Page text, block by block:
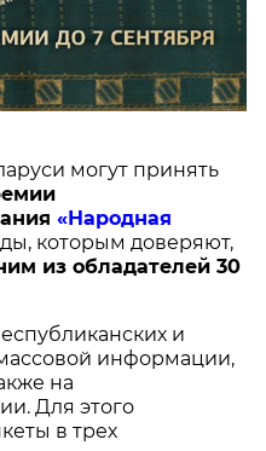
могут принять
«Народная
которым доверяют,
из обладателей 30
и
информации,
на
Для этого
в трех